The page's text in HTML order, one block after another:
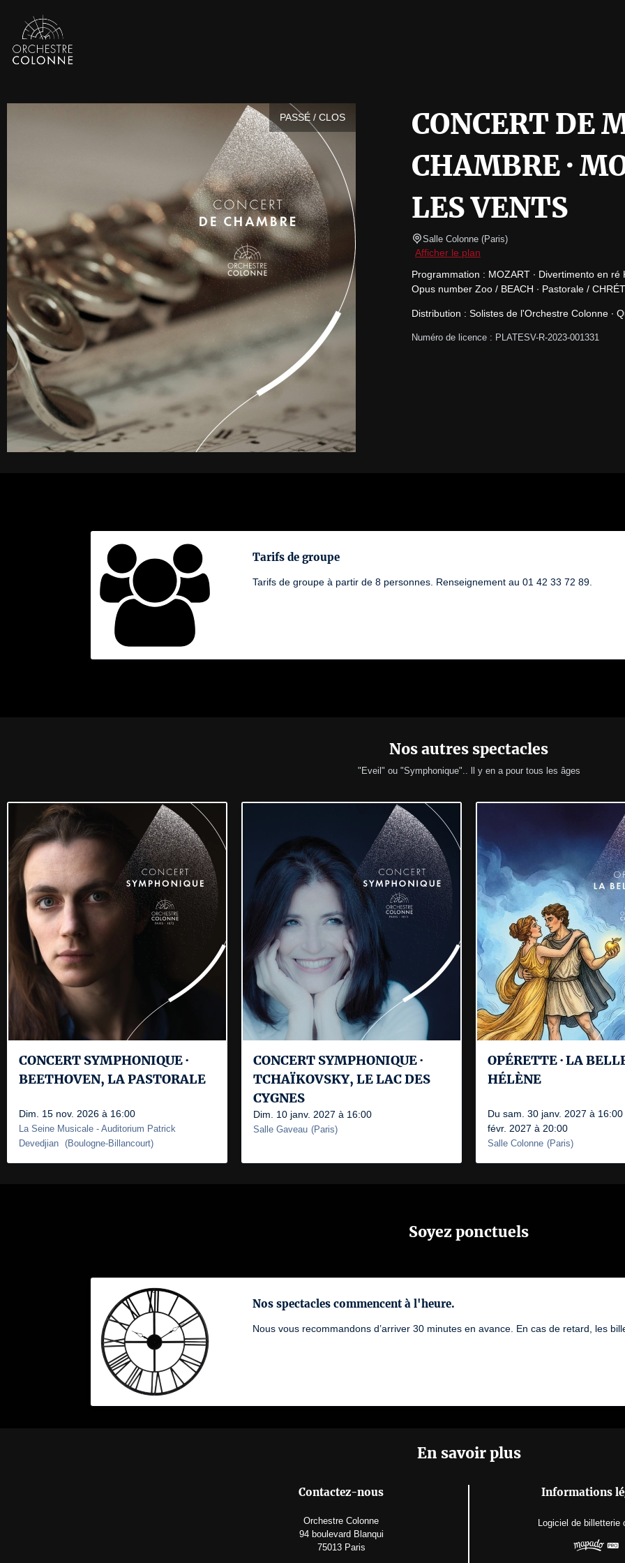
PASSÉ / CLOS
CONCERT DE
CHAMBRE ·
LES VENTS
Salle Colonne (Paris)
Afficher le plan
Programmation : MOZART ∙ Divertimento en
Opus number Zoo / BEACH ∙ Pastorale /
Distribution : Solistes de l'Orchestre Colonne ∙
Numéro de licence : PLATESV-R-2023-001331
Nos autres spectacles
"Eveil" ou "Symphonique".. ll y en a pour tous les âges
CONCERT SYMPHONIQUE ·
BEETHOVEN, LA PASTORALE
Dim. 15 nov. 2026 à 16:00
La Seine Musicale - Auditorium Patrick
Devedjian (Boulogne-Billancourt)
CONCERT SYMPHONIQUE ·
TCHAÏKOVSKY, LE LAC DES
CYGNES
Dim. 10 janv. 2027 à 16:00
Salle Gaveau (Paris)
OPÉRETTE · LA
HÉLÈNE
Du sam. 30 janv. 2027 à
févr. 2027 à 20:00
Salle Colonne (Paris)
Soyez ponctuels
Nos spectacles commencent à l'heure.
Nous vous recommandons d’arriver 30 minutes en avance. En cas de retard, les
Tarifs de groupe
Tarifs de groupe à partir de 8 personnes. Renseignement au 01 42 33 72 89.
En savoir plus
Contactez-nous
Orchestre Colonne
94 boulevard Blanqui
75013 Paris
Informations
Logiciel de billetterie